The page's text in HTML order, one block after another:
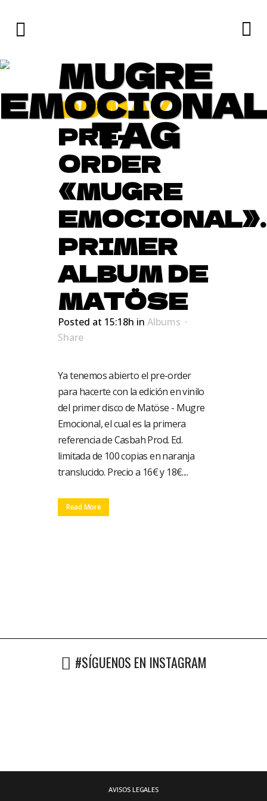
MUGRE
TAG
05 MAY
PRE-
ORDER
«MUGRE
EMOCIONAL».
PRIMER
ALBUM DE
MATÖSE
Posted at 15:18h in Albums
Share
Ya tenemos abierto el pre-order
para hacerte con la edición en vinilo
del primer disco de Matöse - Mugre
Emocional, el cual es la primera
referencia de Casbah Prod. Ed.
limitada de 100 copias en naranja
translucido. Precio a 16€ y 18€....
Read More
#SÍGUENOS EN INSTAGRAM
AVISOS LEGALES